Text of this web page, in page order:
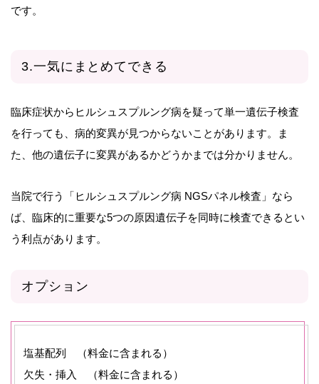
です。
3.一気にまとめてできる
臨床症状からヒルシュスプルング病を疑って単一遺伝子検査
を行っても、病的変異が見つからないことがあります。ま
た、他の遺伝子に変異があるかどうかまでは分かりません。
当院で行う「ヒルシュスプルング病 NGSパネル検査」なら
ば、臨床的に重要な5つの原因遺伝子を同時に検査できるとい
う利点があります。
オプション
塩基配列 （料金に含まれる）
欠失・挿入 （料金に含まれる）